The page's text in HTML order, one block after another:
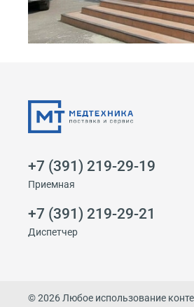
+7 (391) 219-29-19
Приемная
+7 (391) 219-29-21
Диспетчер
© 2026 Любое использование